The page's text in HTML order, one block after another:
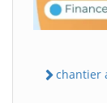
chantier